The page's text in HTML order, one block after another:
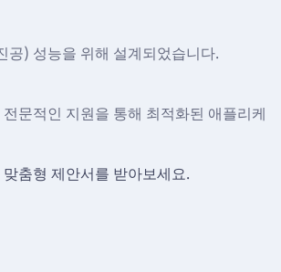
공) 성능을 위해 설계되었습니다.
문적인 지원을 통해 최적화된 애플리케
춤형 제안서를 받아보세요.